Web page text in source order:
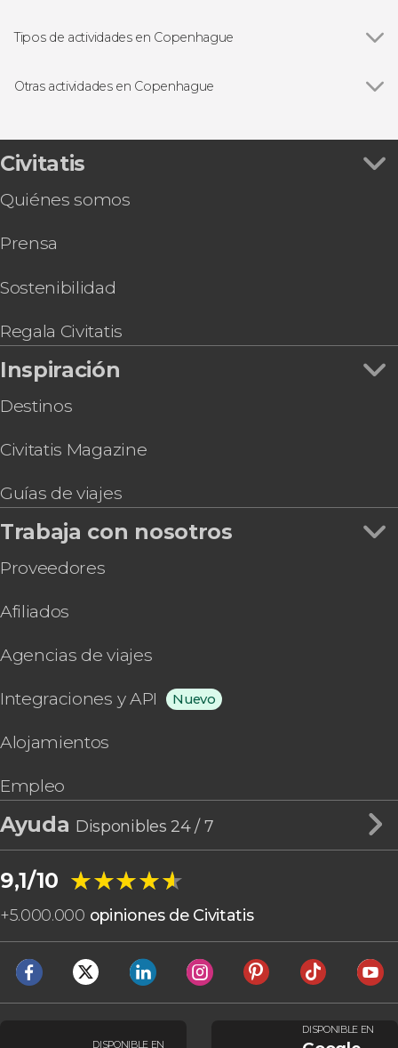
Christiania
Jardines de Tivoli
Tipos de actividades en Copenhague
Free tours en Copenhague
Autobús turístico
Otras actividades en Copenhague
Excursión a Malmö
Tour en bicicleta por Copenhague
Tour en bicicleta por el parque Dyrehaven
Tour de la pastelería danesa por Copenhague
Pub Crawl ¡Tour de fiesta por Copenhague!
Civitatis
Quiénes somos
Prensa
Sostenibilidad
Regala Civitatis
Inspiración
Destinos
Civitatis Magazine
Guías de viajes
Trabaja con nosotros
Proveedores
Afiliados
Agencias de viajes
Integraciones y API Nuevo
Alojamientos
Empleo
Ayuda Disponibles 24 / 7
9,1/10 ★★★★★
★★★★★
+5.000.000 opiniones de Civitatis
DISPONIBLE EN
DISPONIBLE EN